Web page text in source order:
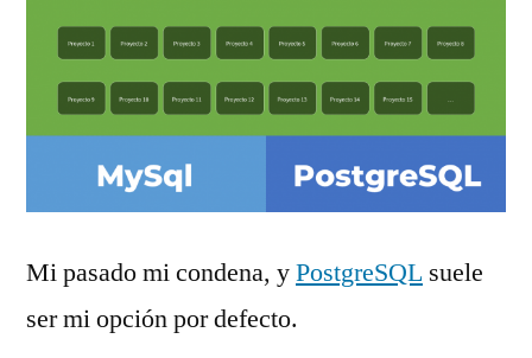
Mi pasado mi condena, yPostgreSQL suele
ser mi opción por defecto.